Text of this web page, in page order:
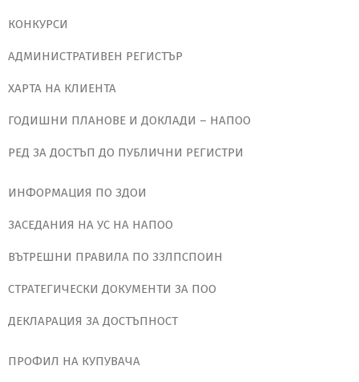
КОНКУРСИ
АДМИНИСТРАТИВЕН РЕГИСТЪР
ХАРТА НА КЛИЕНТА
ГОДИШНИ ПЛАНОВЕ И ДОКЛАДИ – НАПОО
РЕД ЗА ДОСТЪП ДО ПУБЛИЧНИ РЕГИСТРИ
ИНФОРМАЦИЯ ПО ЗДОИ
ЗАСЕДАНИЯ НА УС НА НАПОО
ВЪТРЕШНИ ПРАВИЛА ПО ЗЗЛПСПОИН
СТРАТЕГИЧЕСКИ ДОКУМЕНТИ ЗА ПОО
ДЕКЛАРАЦИЯ ЗА ДОСТЪПНОСТ
ПРОФИЛ НА КУПУВАЧА